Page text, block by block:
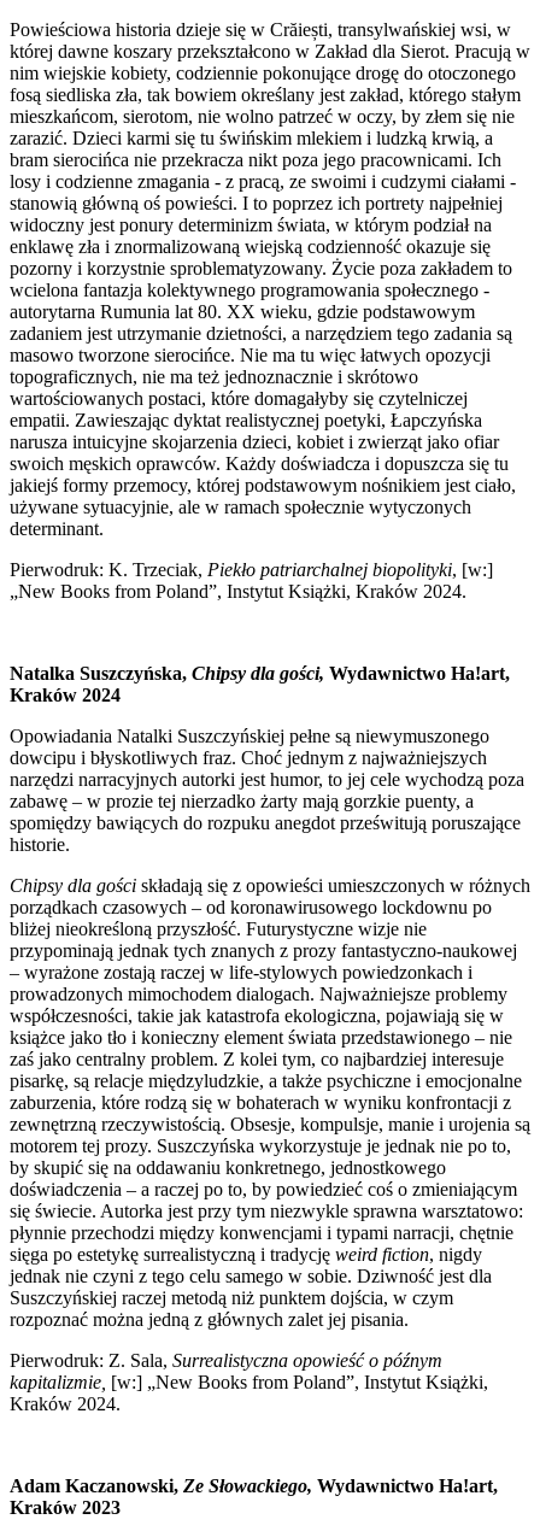
Powieściowa historia dzieje się w Crăiești, transylwańskiej wsi, w
której dawne koszary przekształcono w Zakład dla Sierot. Pracują w
nim wiejskie kobiety, codziennie pokonujące drogę do otoczonego
fosą siedliska zła, tak bowiem określany jest zakład, którego stałym
mieszkańcom, sierotom, nie wolno patrzeć w oczy, by złem się nie
zarazić. Dzieci karmi się tu świńskim mlekiem i ludzką krwią, a
bram sierocińca nie przekracza nikt poza jego pracownicami. Ich
losy i codzienne zmagania - z pracą, ze swoimi i cudzymi ciałami -
stanowią główną oś powieści. I to poprzez ich portrety najpełniej
widoczny jest ponury determinizm świata, w którym podział na
enklawę zła i znormalizowaną wiejską codzienność okazuje się
pozorny i korzystnie sproblematyzowany. Życie poza zakładem to
wcielona fantazja kolektywnego programowania społecznego -
autorytarna Rumunia lat 80. XX wieku, gdzie podstawowym
zadaniem jest utrzymanie dzietności, a narzędziem tego zadania są
masowo tworzone sierocińce. Nie ma tu więc łatwych opozycji
topograficznych, nie ma też jednoznacznie i skrótowo
wartościowanych postaci, które domagałyby się czytelniczej
empatii. Zawieszając dyktat realistycznej poetyki, Łapczyńska
narusza intuicyjne skojarzenia dzieci, kobiet i zwierząt jako ofiar
swoich męskich oprawców. Każdy doświadcza i dopuszcza się tu
jakiejś formy przemocy, której podstawowym nośnikiem jest ciało,
używane sytuacyjnie, ale w ramach społecznie wytyczonych
determinant.
Pierwodruk: K. Trzeciak, Piekło patriarchalnej biopolityki, [w:]
„New Books from Poland”, Instytut Książki, Kraków 2024.
Natalka Suszczyńska, Chipsy dla gości, Wydawnictwo Ha!art,
Kraków 2024
Opowiadania Natalki Suszczyńskiej pełne są niewymuszonego
dowcipu i błyskotliwych fraz. Choć jednym z najważniejszych
narzędzi narracyjnych autorki jest humor, to jej cele wychodzą poza
zabawę – w prozie tej nierzadko żarty mają gorzkie puenty, a
spomiędzy bawiących do rozpuku anegdot prześwitują poruszające
historie.
Chipsy dla gości składają się z opowieści umieszczonych w różnych
porządkach czasowych – od koronawirusowego lockdownu po
bliżej nieokreśloną przyszłość. Futurystyczne wizje nie
przypominają jednak tych znanych z prozy fantastyczno-naukowej
– wyrażone zostają raczej w life-stylowych powiedzonkach i
prowadzonych mimochodem dialogach. Najważniejsze problemy
współczesności, takie jak katastrofa ekologiczna, pojawiają się w
książce jako tło i konieczny element świata przedstawionego – nie
zaś jako centralny problem. Z kolei tym, co najbardziej interesuje
pisarkę, są relacje międzyludzkie, a także psychiczne i emocjonalne
zaburzenia, które rodzą się w bohaterach w wyniku konfrontacji z
zewnętrzną rzeczywistością. Obsesje, kompulsje, manie i urojenia są
motorem tej prozy. Suszczyńska wykorzystuje je jednak nie po to,
by skupić się na oddawaniu konkretnego, jednostkowego
doświadczenia – a raczej po to, by powiedzieć coś o zmieniającym
się świecie. Autorka jest przy tym niezwykle sprawna warsztatowo:
płynnie przechodzi między konwencjami i typami narracji, chętnie
sięga po estetykę surrealistyczną i tradycję weird fiction, nigdy
jednak nie czyni z tego celu samego w sobie. Dziwność jest dla
Suszczyńskiej raczej metodą niż punktem dojścia, w czym
rozpoznać można jedną z głównych zalet jej pisania.
Pierwodruk: Z. Sala, Surrealistyczna opowieść o późnym
kapitalizmie, [w:] „New Books from Poland”, Instytut Książki,
Kraków 2024.
Adam Kaczanowski, Ze Słowackiego, Wydawnictwo Ha!art,
Kraków 2023